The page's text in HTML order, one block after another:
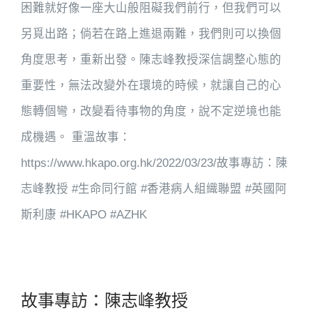
困難就好像一座大山般阻礙我們前行，但我們可以
另覓出路；倘若在路上進退兩難，我們則可以換個
角度思考，重新出發。陳志峰教授深信調整心態的
重要性，無法改變外在環境的時候，就讓自己的心
態轉個彎，改變看待事物的角度，說不定逆境也能
成機遇。 重溫故事：
https://www.hkapo.org.hk/2022/03/23/故事專訪：陳
志峰教授 #生命同行館 #香港病人組織聯盟 #英國阿
斯利康 #HKAPO #AZHK
故事專訪：陳志峰教授